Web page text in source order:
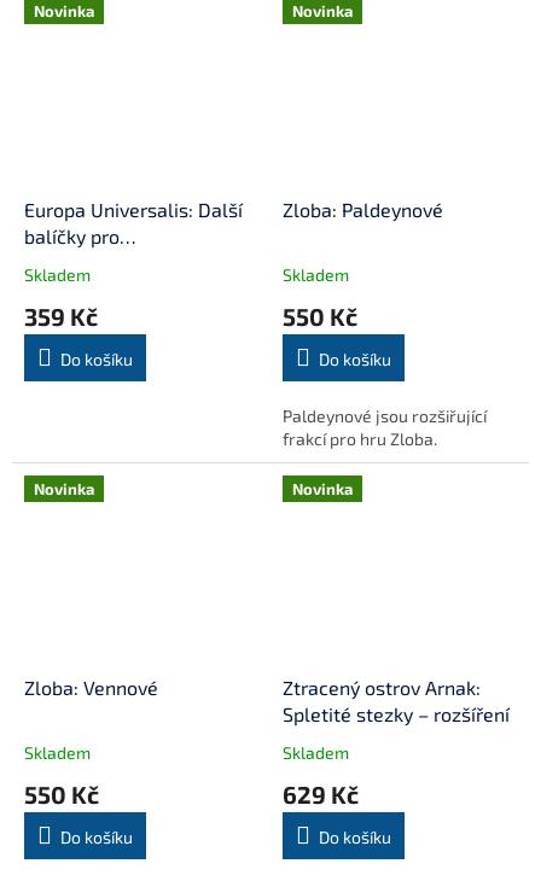
Novinka
Europa Universalis: Další
balíčky pro
Skladem
359 Kč
Do košíku
Novinka
Zloba: Paldeynové
Skladem
550 Kč
Do košíku
Paldeynové jsou rozšiřující
frakcí pro hru Zloba.
Novinka
Zloba: Vennové
Skladem
550 Kč
Do košíku
Novinka
Ztracený ostrov Arnak:
Spletité stezky – rozšíření
Skladem
629 Kč
Do košíku